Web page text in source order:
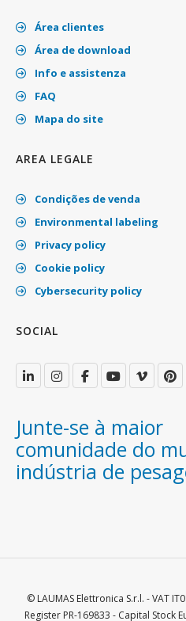
Área clientes
Área de download
Info e assistenza
FAQ
Mapa do site
AREA LEGALE
Condições de venda
Environmental labeling
Privacy policy
Cookie policy
Cybersecurity policy
SOCIAL
Junte-se à maior
comunidade do
indústria de
© LAUMAS Elettronica S.r.l. - VAT
Register PR-169833 - Capital Stock